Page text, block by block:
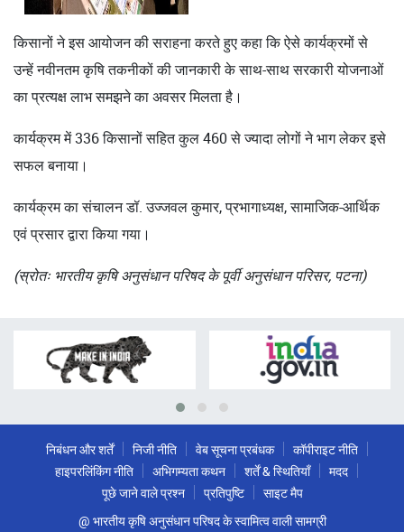
किसानों ने इस आयोजन की सराहना करते हुए कहा कि ऐसे कार्यक्रमों से
उन्हें नवीनतम कृषि तकनीकों की जानकारी के साथ-साथ सरकारी योजनाओं
का प्रत्यक्ष लाभ समझने का अवसर मिलता है।
कार्यक्रम में 336 किसानों सहित कुल 460 से ज्यादा लोगों ने भाग लेकर इसे
सफल बनाया।
कार्यक्रम का संचालन डॉ. उज्जवल कुमार, प्रभागाध्यक्ष, सामाजिक-आर्थिक
एवं प्रसार द्वारा किया गया।
(स्रोतः भारतीय कृषि अनुसंधान परिषद के पूर्वी अनुसंधान परिसर, पटना)
निबंधन और शर्तें निजी नीति वेब सूचना प्रबंधक
कॉपीराइट नीति
हाइपरलिंकिंग नीति
अभिगम्यता कथन शर्तें & स्थितियाँ
मदद
पूछे जाने वाले प्रश्न
प्रतिपुष्टि
साइट मैप
@ भारतीय कृषि अनुसंधान परिषद के स्वामित्व वाली सामग्री